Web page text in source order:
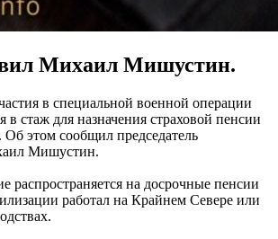
Михаил Мишустин.
в специальной военной операции
в стаж для назначения страховой пенсии
Об этом сообщил председатель
Мишустин.
распространяется на досрочные пенсии
работал на Крайнем Севере или